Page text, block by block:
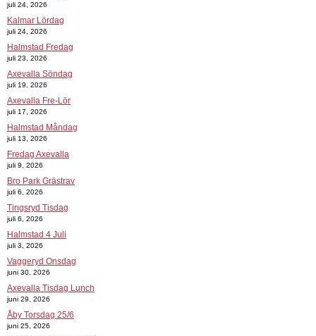
juli 24, 2026
Kalmar Lördag
juli 24, 2026
Halmstad Fredag
juli 23, 2026
Axevalla Söndag
juli 19, 2026
Axevalla Fre-Lör
juli 17, 2026
Halmstad Måndag
juli 13, 2026
Fredag Axevalla
juli 9, 2026
Bro Park Grästrav
juli 6, 2026
Tingsryd Tisdag
juli 6, 2026
Halmstad 4 Juli
juli 3, 2026
Vaggeryd Onsdag
juni 30, 2026
Axevalla Tisdag Lunch
juni 29, 2026
Åby Torsdag 25/6
juni 25, 2026